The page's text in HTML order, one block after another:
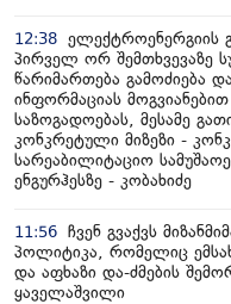
12:38 ელექტროენერგიის
პირველ ორ შემთხვევაზე
წარიმართება გამოძიება და
ინფორმაციას
საზოგადოებას, მესამე
კონკრეტული მიზეზი -
სარეაბილიტაციო
ენგურჰესზე - კობახიძე
11:56 ჩვენ გვაქვს
პოლიტიკა, რომელიც
და აფხაზი და-ძმების
ყაველაშვილი